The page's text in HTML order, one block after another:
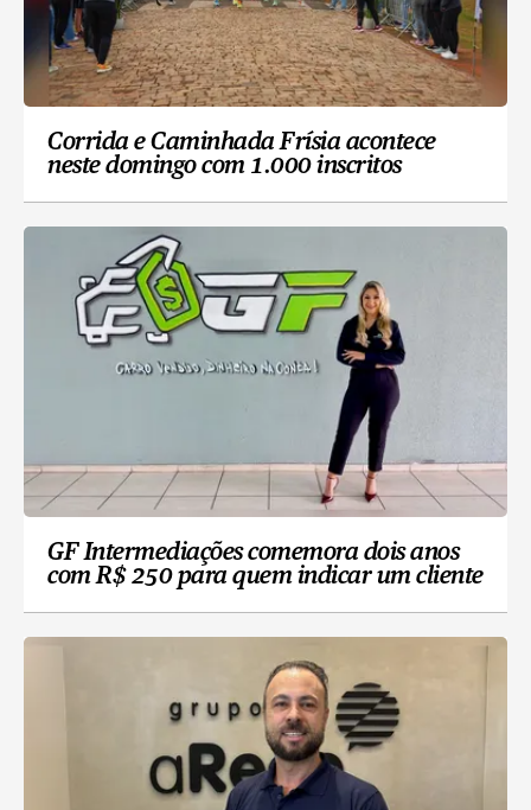
Corrida e Caminhada Frísia acontece
neste domingo com 1.000 inscritos
GF Intermediações comemora dois anos
com R$ 250 para quem indicar um cliente